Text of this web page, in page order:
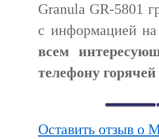
Granula GR-5801
с информацией
всем
телефону
Оставить отзыв о